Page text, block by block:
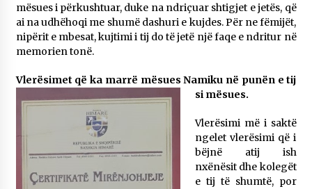
mësues i përkushtuar, duke na ndriçuar shtigjet e jetës, që
ai na udhëhoqi me shumë dashuri e kujdes. Për ne fëmijët,
nipërit e mbesat, kujtimi i tij do të jetë një faqe e ndritur në
memorien tonë.
Vlerësimet që ka marrë mësues Namiku në punën e tij
si mësues.
Vlerësimi më i saktë
ngelet vlerësimi që i
bëjnë atij ish
nxënësit dhe kolegët
e tij të shumtë, por